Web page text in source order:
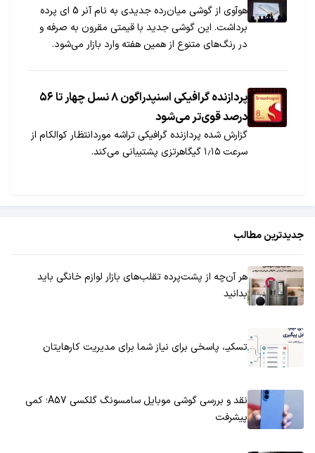
هوآوی از گوشی میان‌رده جدیدی به نام آنر 5 ای پرده
برداشت. این گوشی جدید با قیمتی مقرون به صرفه و
در رنگ‌های متنوع از همین هفته وارد بازار می‌شود.
پردازنده گرافیکی اسنپدراگون ۸ نسل چهار تا ۵۶
درصد قوی‌تر می‌شود
گزارش شده پردازنده گرافیکی تراشه موردانتظار کوالکام از
سرعت ۱٫۱۵ گیگاهرتزی پشتیبانی می‌کند.
جدیدترین مطالب
هر آن‌چه از پشت‌پرده تقلب‌های بازار لوازم خانگی باید
بدانید
تسکیـ، پاسخی برای نیاز شما برای مدیریت کارهایتان
نقد و بررسی گوشی موبایل سامسونگ گلکسی A57؛ کمی
پیشرفت